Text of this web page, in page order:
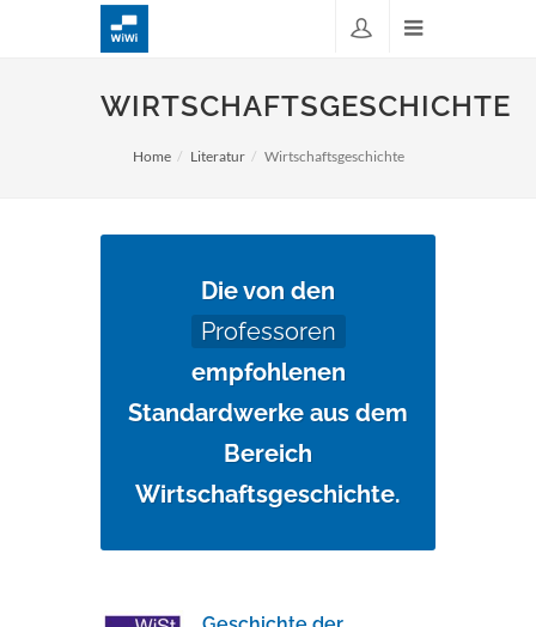
WIRTSCHAFTSGESCHICHTE
Home Literatur Wirtschaftsgeschichte
Die von den
Professoren
empfohlenen
Standardwerke aus dem
Bereich
Wirtschaftsgeschichte.